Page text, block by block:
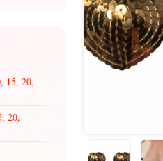
20,
20,